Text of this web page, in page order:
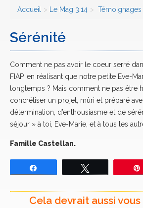
Accueil Le Mag 3.14 Témoignages
Sérénité
Comment ne pas avoir le coeur serré
FIAP, en réalisant que notre petite Eve-
longtemps ? Mais comment ne pas être
concrétiser un projet, mûri et préparé
détermination, d’enthousiasme et de
séjour » à toi, Eve-Marie, et à tous les
Famille Castellan.
Cela devrait aussi